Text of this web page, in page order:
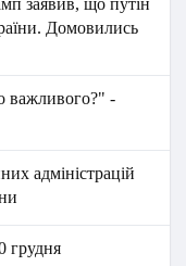
заявив, що путін
Домовились
важливого?" -
адміністрацій
грудня